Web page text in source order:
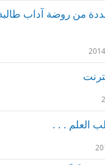
من روضة آداب
العلم . . .